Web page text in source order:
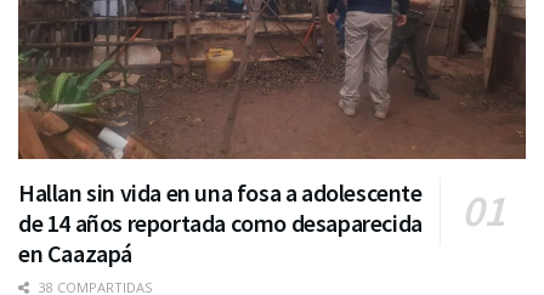
Hallan sin vida en una fosa a adolescente
de 14 años reportada como desaparecida
en Caazapá
38 COMPARTIDAS